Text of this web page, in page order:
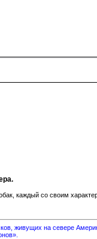
каждый со своим
живущих на севере